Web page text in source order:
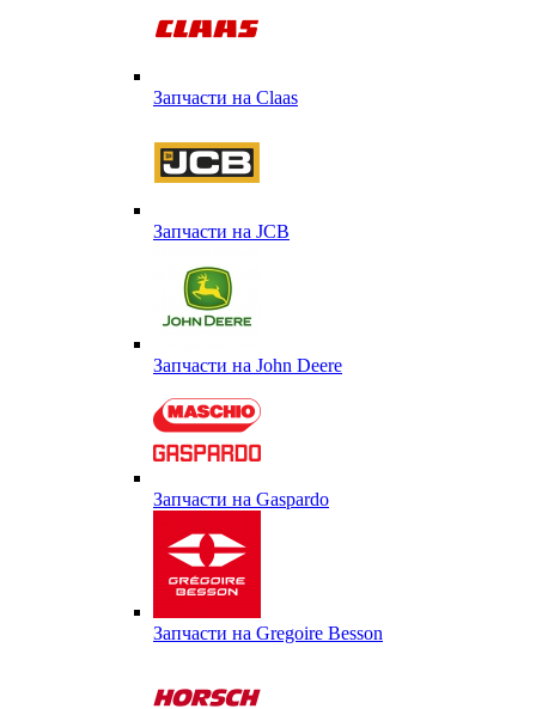
Запчасти на Сlaas
Запчасти на JCB
Запчасти на John Deere
Запчасти на Gaspardo
Запчасти на Gregoire Besson